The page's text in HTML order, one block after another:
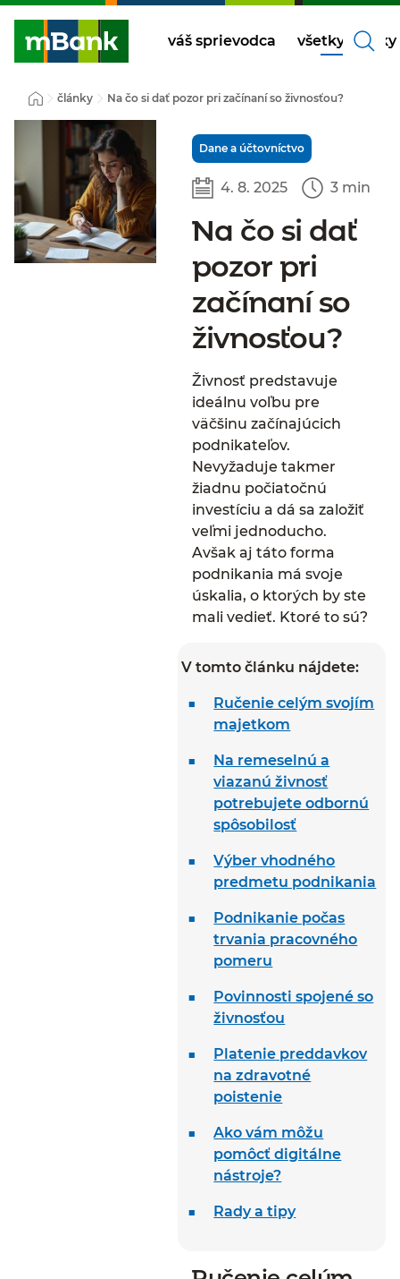
váš sprievodca všetky články
články Na čo si dať pozor pri začínaní so živnosťou?
Dane a účtovníctvo
4. 8. 2025 3 min
Na čo si dať
pozor pri
začínaní so
živnosťou?
Živnosť predstavuje
ideálnu voľbu pre
väčšinu začínajúcich
podnikateľov.
Nevyžaduje takmer
žiadnu počiatočnú
investíciu a dá sa založiť
veľmi jednoducho.
Avšak aj táto forma
podnikania má svoje
úskalia, o ktorých by ste
mali vedieť. Ktoré to sú?
V tomto článku nájdete:
Ručenie celým svojím
majetkom
Na remeselnú a
viazanú živnosť
potrebujete odbornú
spôsobilosť
Výber vhodného
predmetu podnikania
Podnikanie počas
trvania pracovného
pomeru
Povinnosti spojené so
živnosťou
Platenie preddavkov
na zdravotné
poistenie
Ako vám môžu
pomôcť digitálne
nástroje?
Rady a tipy